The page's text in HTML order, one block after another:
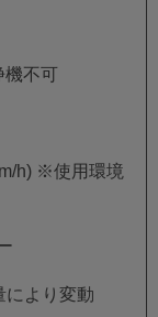
不可
h) ※使用環境
より変動